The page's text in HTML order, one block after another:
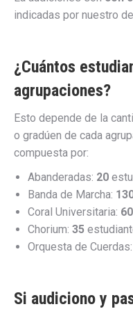
indicadas por nuestro
¿Cuántos
agrupaciones?
Esto depende de la
o gradúen de cada
compuesta por:
Abanderadas: 20
Banda de Marcha:
Coral Universitaria: 60
Chorium: 35
Orquesta de Cuerdas:
Si audiciono y